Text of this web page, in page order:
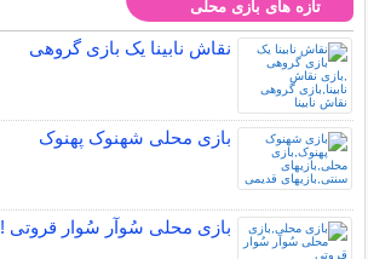
تازه های بازی محلی
نقاش نابینا یک بازی گروهی
بازی محلی شهنوک پهنوک
بازی محلی سُوآر سُوار قروتی !